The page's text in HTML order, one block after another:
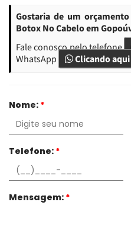
Gostaria de um
Botox No Cabelo em
Fale conosco pelo telefone
WhatsApp
Clicando aqui
Nome: *
Telefone: *
Mensagem: *